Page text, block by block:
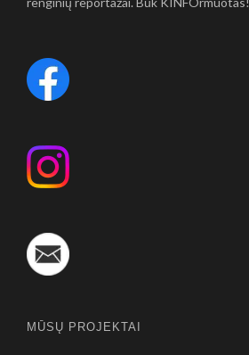
MŪSŲ PROJEKTAI